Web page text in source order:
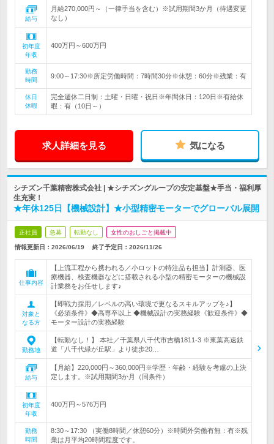
給与
月給270,000円～（一律手当を含む）※試用期間3か月（待遇変更
なし）
初年度
年収
400万円～600万円
勤務
時間
9:00～17:30※所定労働時間：7時間30分※休憩：60分※残業：有
休日
休暇
完全週休二日制：土曜・日曜・祝日※年間休日：120日※有給休
暇：有（10日～）
求人詳細を見る 気になる
シチズン千葉精密株式会社 | ★シチズングループの安定基盤★手当・福利厚
生充実！
★年休125日【機械設計】★小型精密モーターでグローバル展開
正社員 急募 転勤なし 女性のおしごと掲載中
情報更新日：2026/06/19 終了予定日： 2026/11/26
仕事内容
【上流工程から携われる／小ロットの特注品も担当】計測器、医
療機器、検査機器などに搭載される小型の精密モーターの機械設
計業務をお任せします♪
対象と
なる方
【即戦力採用／レベルの高い環境で更なるスキルアップを♪】
《必須条件》◆高専卒以上 ◆機械設計の実務経験《歓迎条件》◆
モーター設計の実務経験
勤務地
【転勤なし！】 本社／千葉県八千代市吉橋1811-3 ※東葉高速鉄
道「八千代緑が丘駅」より徒歩20…
給与
【月給】220,000円～360,000円※学歴・年齢・経験を考慮の上決
定します。※試用期間3か月（同条件）
初年度
年収
400万円～576万円
勤務
時間
8:30～17:30 （実働8時間／休憩60分）※時間外労働有無：有※残
業は月平均20時間程度です。